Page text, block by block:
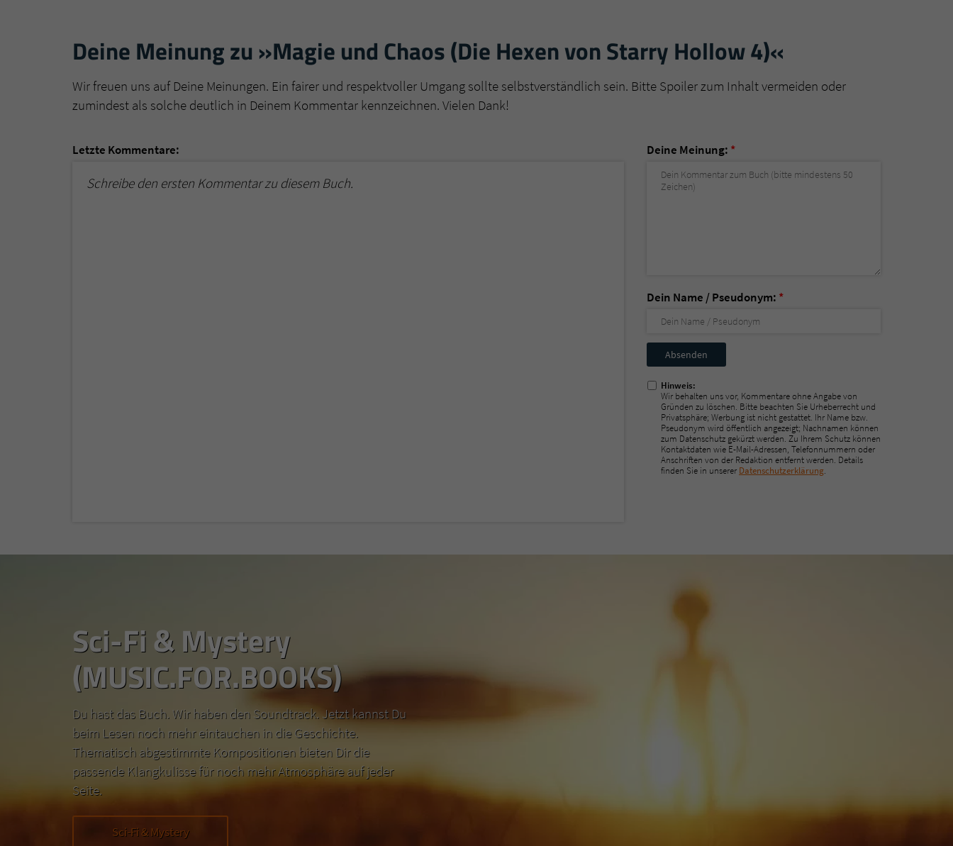
Deine Meinung zu »Magie und Chaos (Die Hexen von Starry Hollow 4)«
Wir freuen uns auf Deine Meinungen. Ein fairer und respektvoller Umgang sollte selbstverständlich sein. Bitte Spoiler zum Inhalt vermeiden oder
zumindest als solche deutlich in Deinem Kommentar kennzeichnen. Vielen Dank!
Letzte Kommentare:
Schreibe den ersten Kommentar zu diesem Buch.
Deine Meinung: *
Dein Name / Pseudonym: *
Nicht
ausfüllen!
Hinweis:
Wir behalten uns vor, Kommentare ohne Angabe von
Gründen zu löschen. Bitte beachten Sie Urheberrecht und
Privatsphäre; Werbung ist nicht gestattet. Ihr Name bzw.
Pseudonym wird öffentlich angezeigt; Nachnamen können
zum Datenschutz gekürzt werden. Zu Ihrem Schutz können
Kontaktdaten wie E-Mail-Adressen, Telefonnummern oder
Anschriften von der Redaktion entfernt werden. Details
finden Sie in unserer Datenschutzerklärung.
Sci-Fi & Mystery
(MUSIC.FOR.BOOKS)
Du hast das Buch. Wir haben den Soundtrack. Jetzt kannst Du
beim Lesen noch mehr eintauchen in die Geschichte.
Thematisch abgestimmte Kompositionen bieten Dir die
passende Klangkulisse für noch mehr Atmosphäre auf jeder
Seite.
Sci-Fi & Mystery